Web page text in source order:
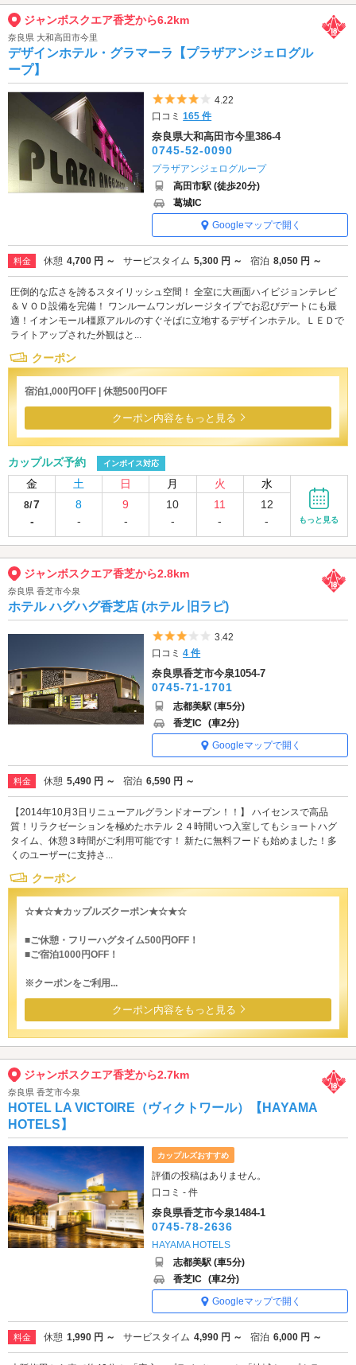
ジャンボスクエア香芝から6.2km
奈良県 大和高田市今里
デザインホテル・グラマーラ【プラザアンジェログル
ープ】
5つ星のうち4
4.22
口コミ165 件
奈良県大和高田市今里386-4
0745-52-0090
プラザアンジェログループ
高田市駅 (徒歩20分)
葛城IC
Googleマップで開く
料金 休憩 4,700 円 ～ サービスタイム 5,300 円 ～ 宿泊 8,050 円 ～
圧倒的な広さを誇るスタイリッシュ空間！ 全室に大画面ハイビジョンテレビ
＆ＶＯＤ設備を完備！ ワンルームワンガレージタイプでお忍びデートにも最
適！イオンモール橿原アルルのすぐそばに立地するデザインホテル。ＬＥＤで
ライトアップされた外観はと...
クーポン
宿泊1,000円OFF | 休憩500円OFF
クーポン内容をもっと見る
カップルズ予約 インボイス対応
金 土 日 月 火 水
8/7
-
8
-
9
-
10
-
11
-
12
-
もっと見る
ジャンボスクエア香芝から2.8km
奈良県 香芝市今泉
ホテル ハグハグ香芝店 (ホテル 旧ラピ)
5つ星のうち3
3.42
口コミ4 件
奈良県香芝市今泉1054-7
0745-71-1701
志都美駅 (車5分)
香芝IC (車2分)
Googleマップで開く
料金 休憩 5,490 円 ～ 宿泊 6,590 円 ～
【2014年10月3日リニューアルグランドオープン！！】 ハイセンスで高品
質！リラクゼーションを極めたホテル ２４時間いつ入室してもショートハグ
タイム、休憩３時間がご利用可能です！ 新たに無料フードも始めました！多
くのユーザーに支持さ...
クーポン
☆★☆★カップルズクーポン★☆★☆
■ご休憩・フリーハグタイム500円OFF！
■ご宿泊1000円OFF！
※クーポンをご利用...
クーポン内容をもっと見る
ジャンボスクエア香芝から2.7km
奈良県 香芝市今泉
HOTEL LA VICTOIRE（ヴィクトワール）【HAYAMA
HOTELS】
カップルズおすすめ
評価の投稿はありません。
口コミ - 件
奈良県香芝市今泉1484-1
0745-78-2636
HAYAMA HOTELS
志都美駅 (車5分)
香芝IC (車2分)
Googleマップで開く
料金 休憩 1,990 円 ～ サービスタイム 4,990 円 ～ 宿泊 6,000 円 ～